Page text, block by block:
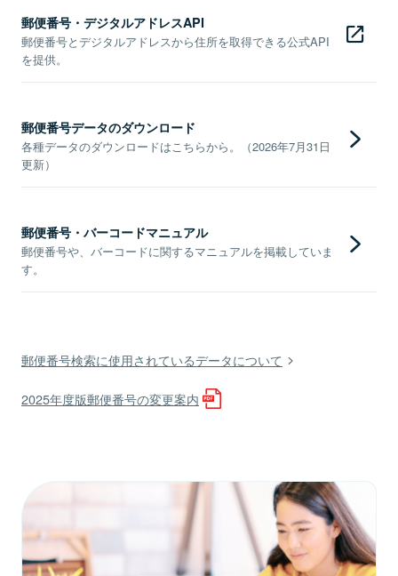
郵便番号・デジタルアドレスAPI
郵便番号とデジタルアドレスから住所を取得できる公式API
を提供。
郵便番号データのダウンロード
各種データのダウンロードはこちらから。（2026年7月31日
更新）
郵便番号・バーコードマニュアル
郵便番号や、バーコードに関するマニュアルを掲載していま
す。
郵便番号検索に使用されているデータについて
2025年度版郵便番号の変更案内